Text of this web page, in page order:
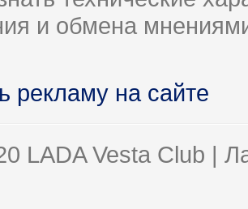
и обмена
рекламу на сайте
LADA Vesta Club |